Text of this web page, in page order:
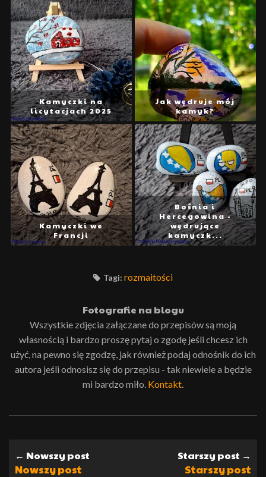
Kamyczki na
licytacjach 2025
Jak wędruje mój
kamyk?
Kamyczki we
Francji
Bośnia i
Hercegowina -
wędrujące
kamyczk...
Tagi: rozmaitości
Fotografie na blogu
Wszystkie zdjęcia załączane do przepisów są moją
własnością i bardzo proszę pytaj o zgodę jeśli chcesz ich
użyć, na pewno się zgodzę, jak również podaj odnośnik do ich
autora jeśli odnosisz się do przepisu - tak niewiele a będzie
mi bardzo miło. Kontakt.
← Nowszy post
Nowszy post
Starszy post →
Starszy post